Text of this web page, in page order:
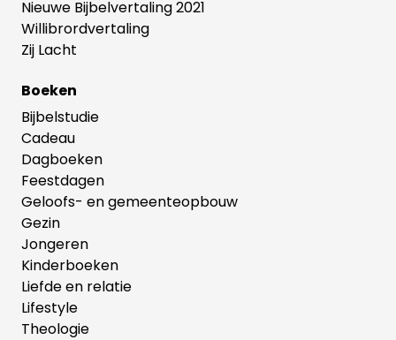
Nieuwe Bijbelvertaling 2021
Willibrordvertaling
Zij Lacht
Boeken
Bijbelstudie
Cadeau
Dagboeken
Feestdagen
Geloofs- en gemeenteopbouw
Gezin
Jongeren
Kinderboeken
Liefde en relatie
Lifestyle
Theologie